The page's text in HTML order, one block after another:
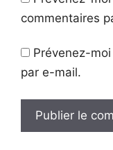
commentaires
Prévenez-
par e-mail.